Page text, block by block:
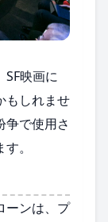
SF映画に
もしれませ
争で使用さ
。
ーンは、プ